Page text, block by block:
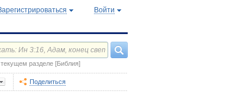
Войти
текущем разделе [Библия]
Поделиться